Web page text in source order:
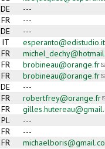
DE ---
FR ---
DE ---
IT esperanto@edistudio.it
FR
FR brobineau@orange.fr
FR brobineau@orange.fr
DE ---
FR robertfrey@orange.fr
FR
PL ---
FR ---
FR